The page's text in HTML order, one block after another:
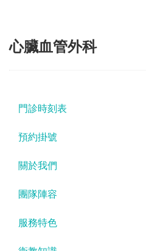
心臟血管外科
門診時刻表
預約掛號
關於我們
團隊陣容
服務特色